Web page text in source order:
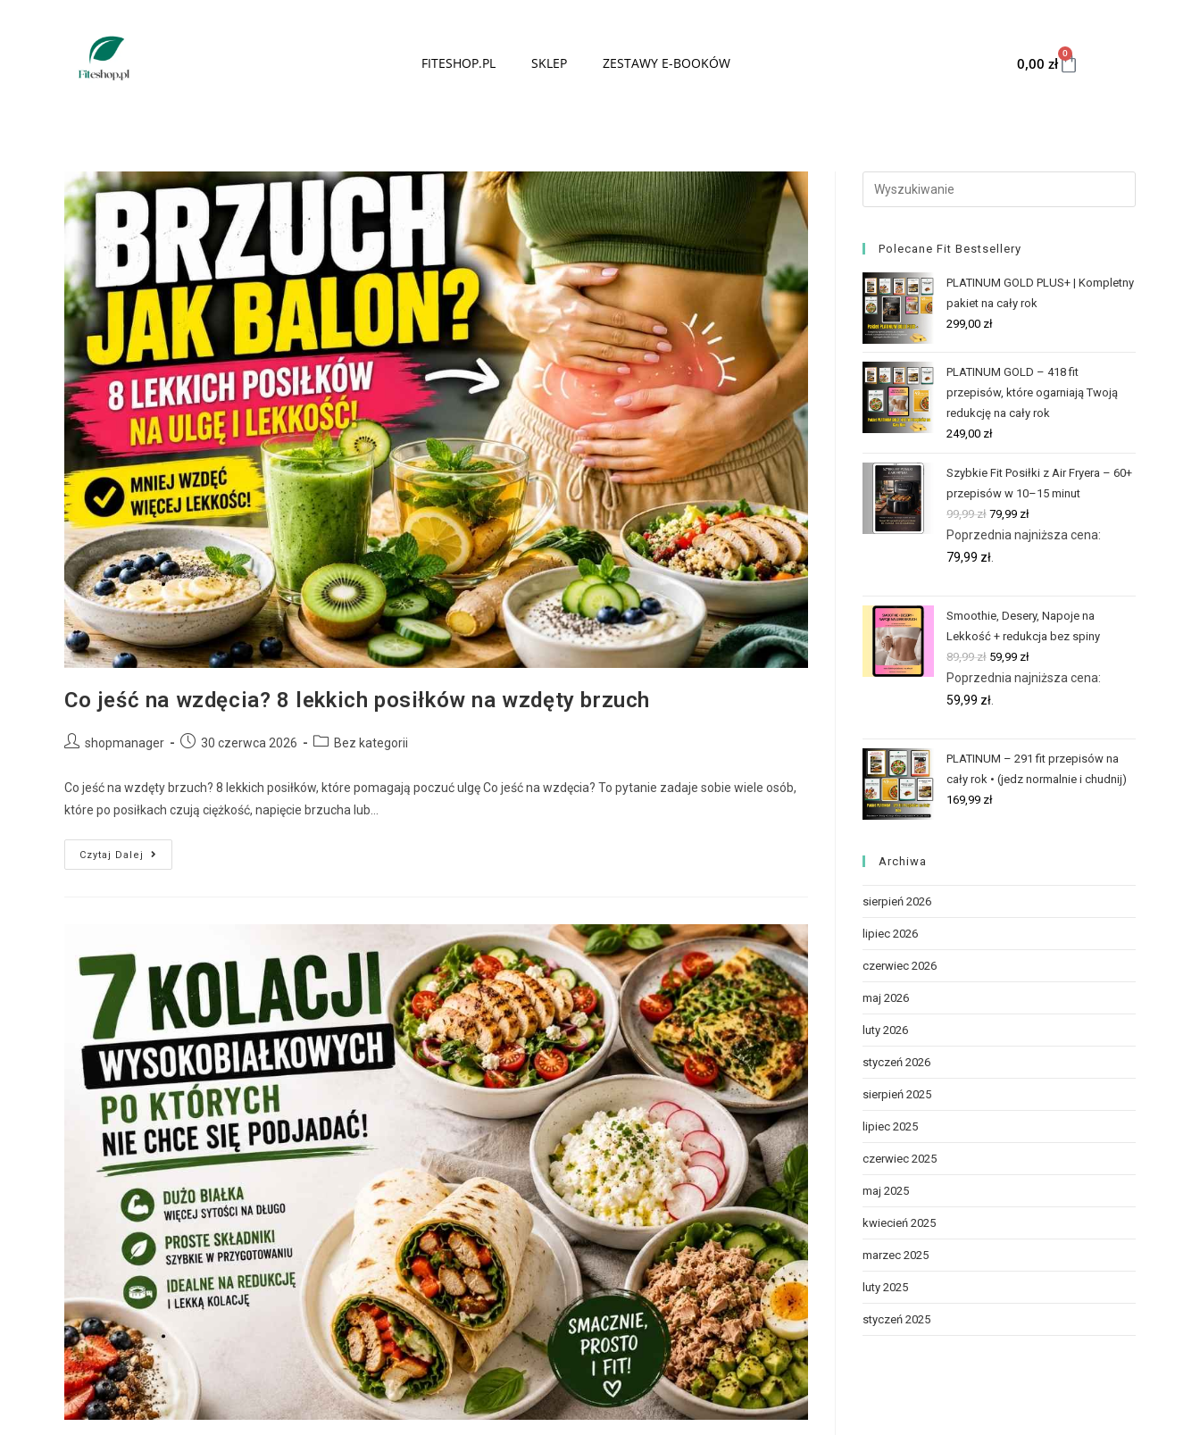
FITESHOP.PL SKLEP ZESTAWY E-BOOKÓW 0,00 zł
0
Co jeść na wzdęcia? 8 lekkich posiłków na wzdęty brzuch
shopmanager 30 czerwca 2026 Bez kategorii
Co jeść na wzdęty brzuch? 8 lekkich posiłków, które pomagają poczuć ulgę Co jeść na wzdęcia? To pytanie zadaje sobie wiele osób,
które po posiłkach czują ciężkość, napięcie brzucha lub…
Czytaj Dalej
Polecane Fit Bestsellery
PLATINUM GOLD PLUS+ | Kompletny
pakiet na cały rok
299,00 zł
PLATINUM GOLD – 418 fit
przepisów, które ogarniają Twoją
redukcję na cały rok
249,00 zł
Szybkie Fit Posiłki z Air Fryera – 60+
przepisów w 10–15 minut
99,99zł 79,99 zł
Poprzednia najniższa cena:
79,99 zł.
Smoothie, Desery, Napoje na
Lekkość + redukcja bez spiny
89,99zł 59,99 zł
Poprzednia najniższa cena:
59,99 zł.
PLATINUM – 291 fit przepisów na
cały rok • (jedz normalnie i chudnij)
169,99 zł
Archiwa
sierpień 2026
lipiec 2026
czerwiec 2026
maj 2026
luty 2026
styczeń 2026
sierpień 2025
lipiec 2025
czerwiec 2025
maj 2025
kwiecień 2025
marzec 2025
luty 2025
styczeń 2025